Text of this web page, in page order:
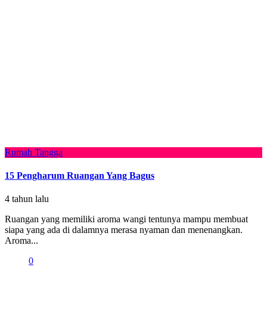
Rumah Tangga
15 Pengharum Ruangan Yang Bagus
4 tahun lalu
Ruangan yang memiliki aroma wangi tentunya mampu membuat
siapa yang ada di dalamnya merasa nyaman dan menenangkan.
Aroma...
0